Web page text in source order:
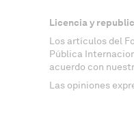
Licencia y
Los artículos del
Pública
acuerdo con
Las opiniones